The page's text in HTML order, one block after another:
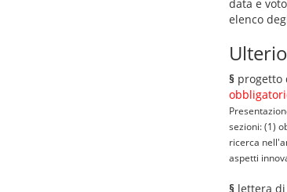
data e
elenco
§ progetto
sezioni: (1)
ricerca
aspetti
§ lettera